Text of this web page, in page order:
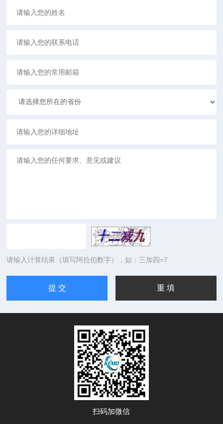
请输入计算结果（填写阿拉伯数字），如：三加四=7
扫码加微信